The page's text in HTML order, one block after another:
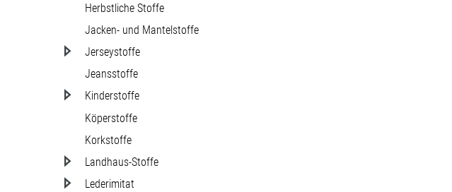
Herbstliche Stoffe
Jacken- und Mantelstoffe
Jerseystoffe
Jeansstoffe
Kinderstoffe
Köperstoffe
Korkstoffe
Landhaus-Stoffe
Lederimitat